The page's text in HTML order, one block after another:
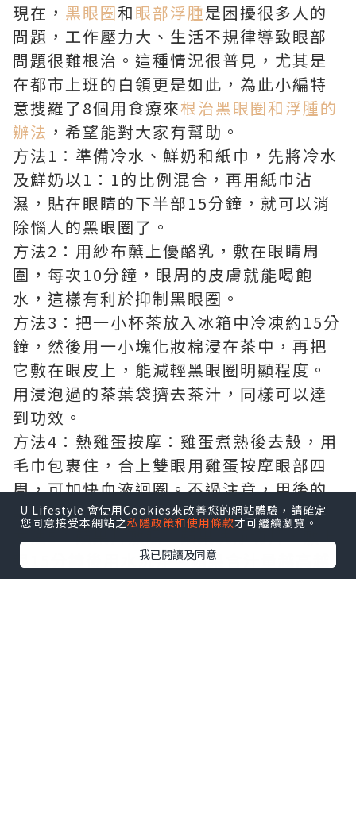
現在， 黑眼圈和眼部浮腫是困擾很多人的
問題，工作壓力大、生活不規律導致眼部
問題很難根治。這種情況很普見，尤其是
在都市上班的白領更是如此，為此小編特
意搜羅了8個用食療來根治黑眼圈和浮腫的
辦法 ，希望能對大家有幫助。
方法1：準備冷水、鮮奶和紙巾，先將冷水
及鮮奶以1：1的比例混合，再用紙巾沾
濕，貼在眼睛的下半部15分鐘，就可以消
除惱人的黑眼圈了。
方法2：用紗布蘸上優酪乳，敷在眼睛周
圍，每次10分鐘，眼周的皮膚就能喝飽
水，這樣有利於抑制黑眼圈。
方法3：把一小杯茶放入冰箱中冷凍約15分
鐘，然後用一小塊化妝棉浸在茶中，再把
它敷在眼皮上，能減輕黑眼圈明顯程度。
用浸泡過的茶葉袋擠去茶汁，同樣可以達
到功效。
方法4：熱雞蛋按摩：雞蛋煮熟後去殼，用
毛巾包裹住，合上雙眼用雞蛋按摩眼部四
周，可加快血液迴圈。不過注意，用後的
雞蛋恐怕是不能再吃了。
方法5：蘋果片敷眼：蘋果洗淨切片，敷上
眼15分鐘後用水洗淨。蘋果含汁量越高越
好。至於用過的蘋果片，當然也不能再食
U Lifestyle 會使用Cookies來改善您的網站體驗，請確定
您同意接受本網站之私隱政策和使用條款才可繼續瀏覽。
我已閱讀及同意